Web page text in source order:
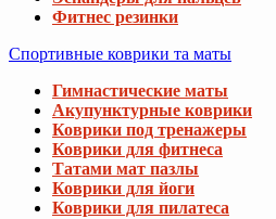
Фитнес резинки
Спортивные коврики та маты
Гимнастические маты
Акупунктурные коврики
Коврики под тренажеры
Коврики для фитнеса
Татами мат пазлы
Коврики для йоги
Коврики для пилатеса